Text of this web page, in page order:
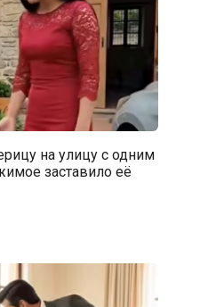
на улицу с одним
заставило её